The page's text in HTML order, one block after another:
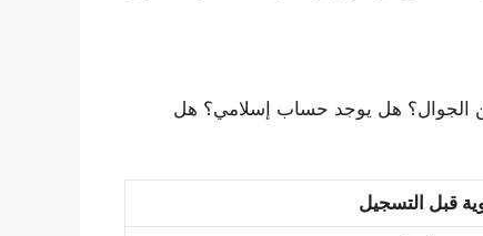
الجوال؟ هل يوجد حساب إسلامي؟ هل
قبل التسجيل